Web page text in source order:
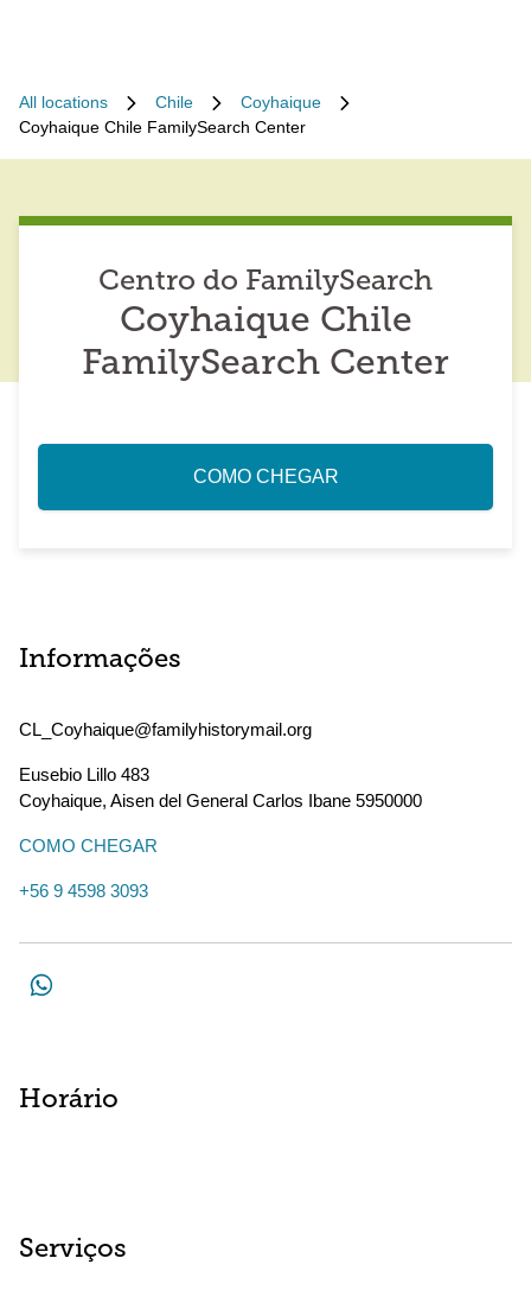
All locations Chile
Coyhaique
Coyhaique Chile FamilySearch Center
Centro do FamilySearch
Coyhaique Chile
FamilySearch Center
COMO CHEGAR
Informações
CL_Coyhaique@familyhistorymail.org
Eusebio Lillo 483
Coyhaique, Aisen del General Carlos Ibane 5950000
COMO CHEGAR
+56 9 4598 3093
Horário
Serviços